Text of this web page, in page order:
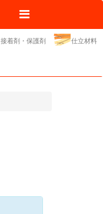
接着剤・保護剤 仕立材料